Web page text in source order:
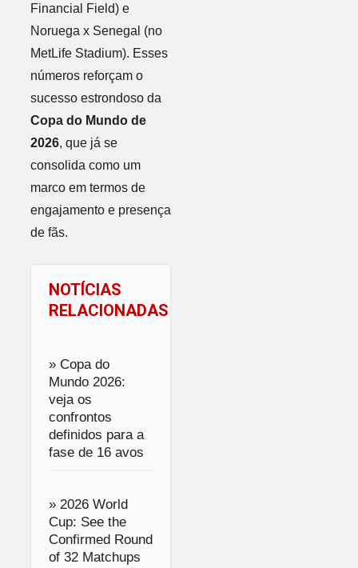
Financial Field) e
Noruega x Senegal (no
MetLife Stadium). Esses
números reforçam o
sucesso estrondoso da
Copa do Mundo de
2026, que já se
consolida como um
marco em termos de
engajamento e presença
de fãs.
NOTÍCIAS
RELACIONADAS
» Copa do
Mundo 2026:
veja os
confrontos
definidos para a
fase de 16 avos
» 2026 World
Cup: See the
Confirmed Round
of 32 Matchups